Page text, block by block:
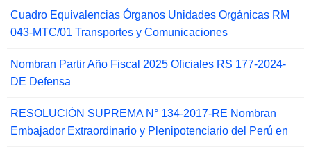
Cuadro Equivalencias Órganos Unidades Orgánicas RM
043-MTC/01 Transportes y Comunicaciones
Nombran Partir Año Fiscal 2025 Oficiales RS 177-2024-
DE Defensa
RESOLUCIÓN SUPREMA N° 134-2017-RE Nombran
Embajador Extraordinario y Plenipotenciario del Perú en